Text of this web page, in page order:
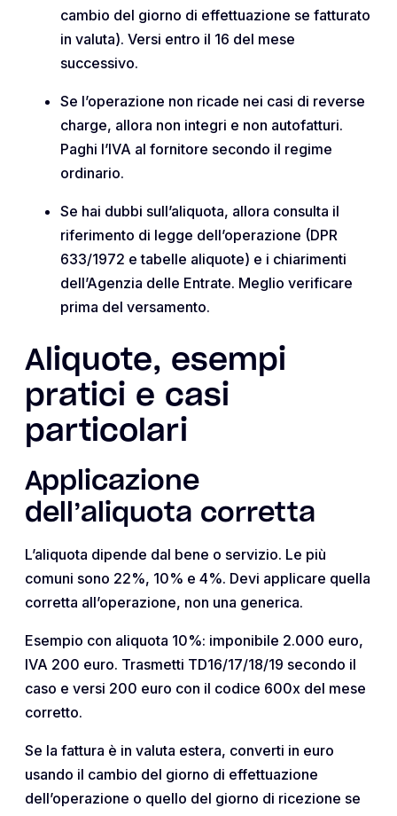
cambio del giorno di effettuazione se fatturato
in valuta). Versi entro il 16 del mese
successivo.
Se l’operazione non ricade nei casi di reverse
charge, allora non integri e non autofatturi.
Paghi l’IVA al fornitore secondo il regime
ordinario.
Se hai dubbi sull’aliquota, allora consulta il
riferimento di legge dell’operazione (DPR
633/1972 e tabelle aliquote) e i chiarimenti
dell’Agenzia delle Entrate. Meglio verificare
prima del versamento.
Aliquote, esempi
pratici e casi
particolari
Applicazione
dell’aliquota corretta
L’aliquota dipende dal bene o servizio. Le più
comuni sono 22%, 10% e 4%. Devi applicare quella
corretta all’operazione, non una generica.
Esempio con aliquota 10%: imponibile 2.000 euro,
IVA 200 euro. Trasmetti TD16/17/18/19 secondo il
caso e versi 200 euro con il codice 600x del mese
corretto.
Se la fattura è in valuta estera, converti in euro
usando il cambio del giorno di effettuazione
dell’operazione o quello del giorno di ricezione se